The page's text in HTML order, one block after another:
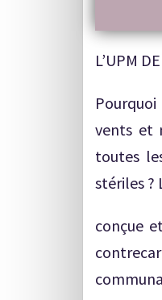
L’UPM
vents et
toutes
stériles ?
conçue